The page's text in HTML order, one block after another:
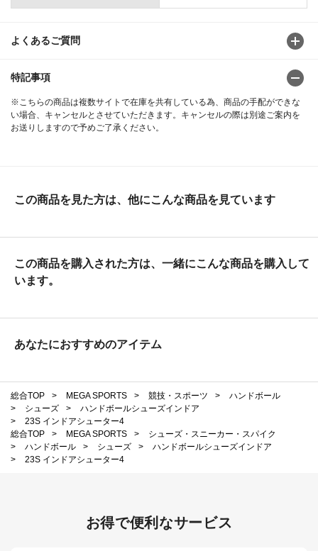
よくあるご質問
特記事項
※こちらの商品は複数サイトで在庫を共有している為、商品の手配ができな
い場合、キャンセルとさせていただきます。キャンセルの際は別途ご案内を
お送りしますので予めご了承ください。
この商品を見た方は、他にこんな商品を見ています
この商品を購入された方は、一緒にこんな商品を購入して
います。
あなたにおすすめのアイテム
総合TOP > MEGA SPORTS > 競技・スポーツ >
ハンドボール
>
シューズ >
ハンドボールシューズインドア
>
23S インドアシューター4
総合TOP
> MEGA SPORTS >
シューズ・スニーカー・スパイク
>
ハンドボール > シューズ >
ハンドボールシューズインドア
>
23S インドアシューター4
お得で便利なサービス